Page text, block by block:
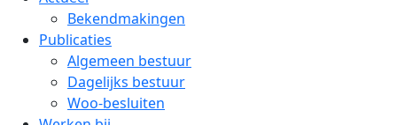
Bekendmakingen
Publicaties
Algemeen bestuur
Dagelijks bestuur
Woo-besluiten